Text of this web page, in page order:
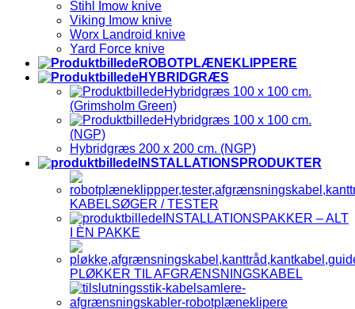
Stihl Imow knive
Viking Imow knive
Worx Landroid knive
Yard Force knive
ROBOTPLÆNEKLIPPERE
HYBRIDGRÆS
Hybridgræs 100 x 100 cm.
(Grimsholm Green)
Hybridgræs 100 x 100 cm.
(NGP)
Hybridgræs 200 x 200 cm. (NGP)
INSTALLATIONSPRODUKTER
KABELSØGER / TESTER
INSTALLATIONSPAKKER – ALT
I ÈN PAKKE
PLØKKER TIL AFGRÆNSNINGSKABEL